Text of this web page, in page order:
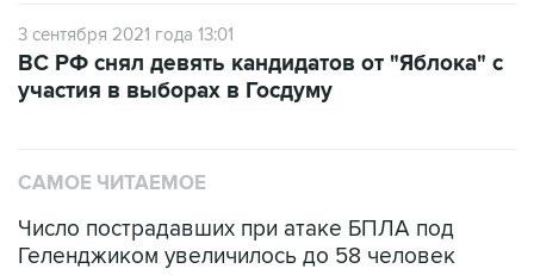
3 сентября 2021 года 13:01
ВС РФ снял девять кандидатов от "Яблока" с
участия в выборах в Госдуму
САМОЕ ЧИТАЕМОЕ
Число пострадавших при атаке БПЛА под
Геленджиком увеличилось до 58 человек